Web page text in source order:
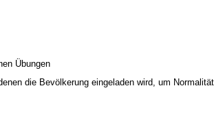
Übungen
die Bevölkerung eingeladen wird, um